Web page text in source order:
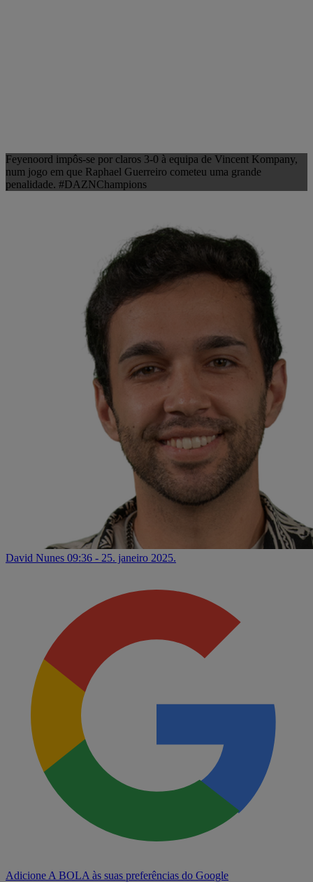
Feyenoord impôs-se por claros 3-0 à equipa de Vincent Kompany,
num jogo em que Raphael Guerreiro cometeu uma grande
penalidade. #DAZNChampions
David Nunes 09:36 - 25. janeiro 2025.
Adicione A BOLA às suas preferências do Google